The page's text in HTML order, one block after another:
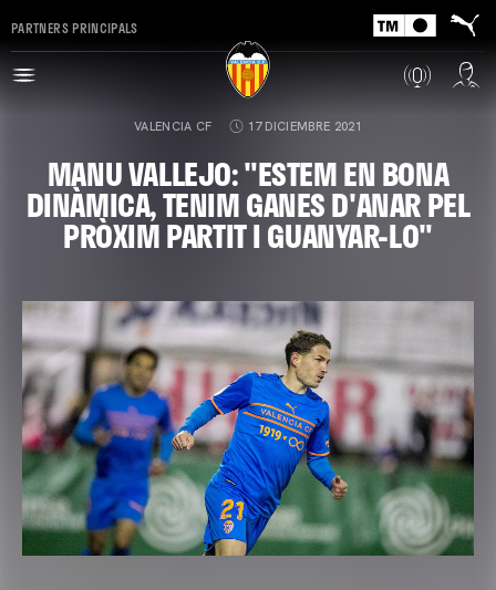
PARTNERS PRINCIPALS
VALENCIA CF 17 DICIEMBRE 2021
MANU VALLEJO: "ESTEM EN BONA
DINÀMICA, TENIM GANES D'ANAR PEL
PRÒXIM PARTIT I GUANYAR-LO"